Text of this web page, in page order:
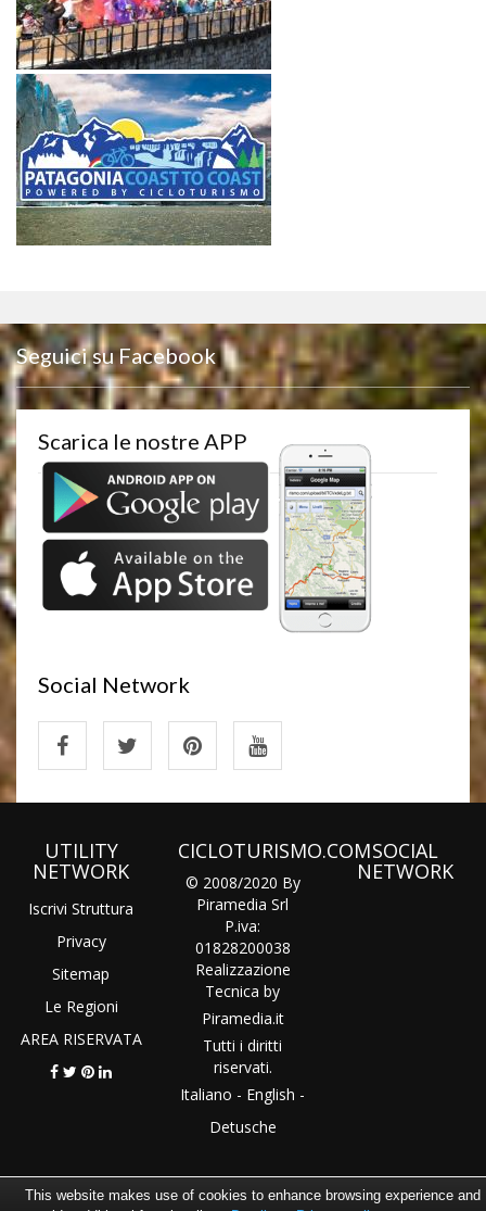
Seguici su Facebook
Scarica le nostre APP
Social Network
UTILITY
NETWORK
Iscrivi Struttura
Privacy
Sitemap
Le Regioni
AREA RISERVATA
CICLOTURISMO.COM
© 2008/2020 By
Piramedia Srl
P.iva:
01828200038
Realizzazione
Tecnica by
Piramedia.it
Tutti i diritti
riservati.
Italiano - English -
Detusche
SOCIAL
NETWORK
This website makes use of cookies to enhance browsing experience and